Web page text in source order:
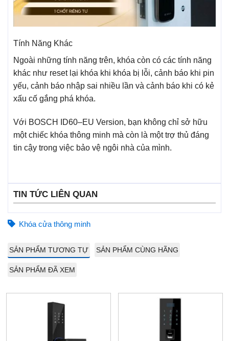
Tính Năng Khác
Ngoài những tính năng trên, khóa còn có các tính năng
khác như reset lại khóa khi khóa bị lỗi, cảnh báo khi pin
yếu, cảnh báo nhập sai nhiều lần và cảnh báo khi có kẻ
xấu cố gắng phá khóa.
Với BOSCH ID60–EU Version, bạn không chỉ sở hữu
một chiếc khóa thông minh mà còn là một trợ thủ đáng
tin cậy trong việc bảo vệ ngôi nhà của mình.
TIN TỨC LIÊN QUAN
Khóa cửa thông minh
SẢN PHẨM TƯƠNG TỰ SẢN PHẨM CÙNG HÃNG
SẢN PHẨM ĐÃ XEM